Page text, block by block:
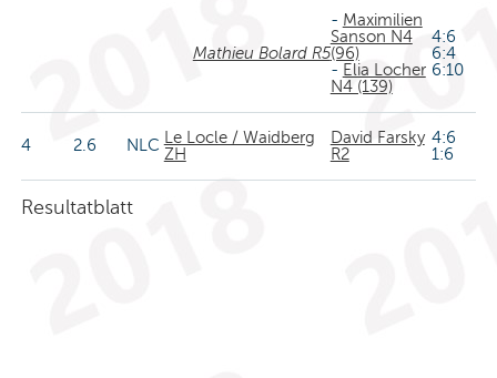
Mathieu Bolard R5
- Maximilien
Sanson N4
(96)
- Elia Locher
N4 (139)
4:6
6:4
6:10
4 2.6 NLC Le Locle / Waidberg
ZH
David Farsky
R2
4:6
1:6
Resultatblatt